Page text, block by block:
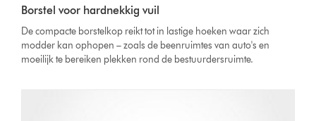
Borstel voor hardnekkig vuil
De compacte borstelkop reikt tot in lastige hoeken waar zich
modder kan ophopen – zoals de beenruimtes van auto's en
moeilijk te bereiken plekken rond de bestuurdersruimte.